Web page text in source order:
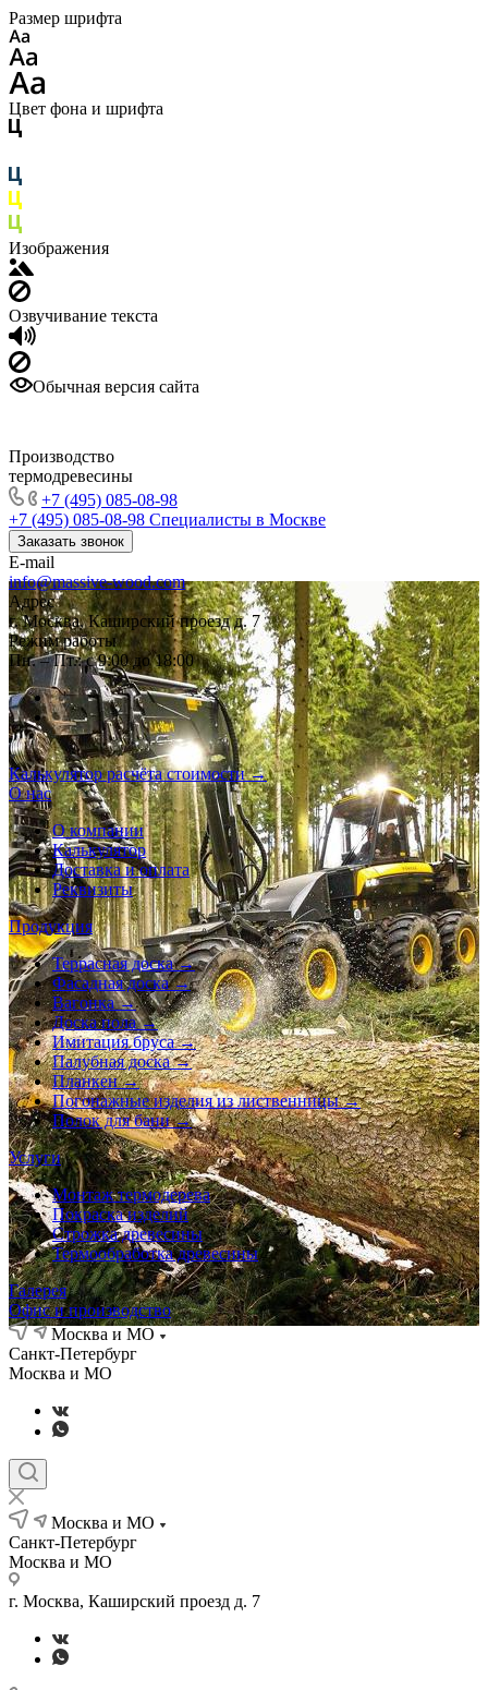
Размер шрифта
Цвет фона и шрифта
Изображения
Озвучивание текста
Обычная версия сайта
Производство
термодревесины
+7 (495) 085-08-98
+7 (495) 085-08-98 Специалисты в Москве
Заказать звонок
E-mail
info@massive-wood.com
Адрес
г. Москва, Каширский проезд д. 7
Режим работы
Пн. – Пт.: с 9:00 до 18:00
Калькулятор расчёта стоимости →
О нас
О компании
Калькулятор
Доставка и оплата
Реквизиты
Продукция
Террасная доска →
Фасадная доска →
Вагонка →
Доска пола →
Имитация бруса →
Палубная доска →
Планкен →
Погонажные изделия из лиственницы →
Полок для бани →
Услуги
Монтаж термодерева
Покраска изделий
Строжка древесины
Термообработка древесины
Галерея
Офис и производство
Москва и МО
Санкт-Петербург
Москва и МО
Москва и МО
Санкт-Петербург
Москва и МО
г. Москва, Каширский проезд д. 7